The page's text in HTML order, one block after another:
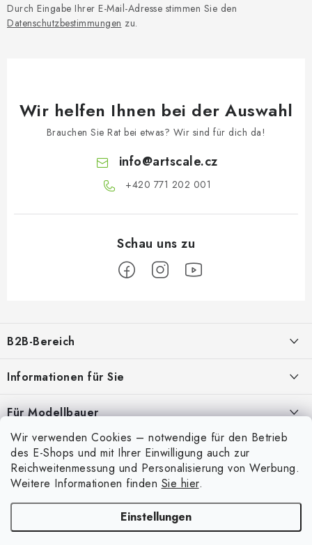
Wir verwenden Cookies – notwendige für den Betrieb
des E-Shops und mit Ihrer Einwilligung auch zur
Reichweitenmessung und Personalisierung von Werbung.
Weitere Informationen finden Sie hier.
Einstellungen
Durch Eingabe Ihrer E-Mail-Adresse stimmen Sie den
Datenschutzbestimmungen zu.
Wir helfen Ihnen bei der Auswahl
Brauchen Sie Rat bei etwas? Wir sind für dich da!
info@artscale.cz
+420 771 202 001​
ß
z
e
i
l
B2B-Bereich
Geschäftspartner, die Bereitstellung geeigneter Dienstleistungen und
ANMELDUNG
Informationen für Sie
Über uns
Meine Bestellung
Kontakte
Versand und Bezahlung
Bedingungen und Konditionen
Datenschutzbestimmungen
Für Modellbauer
Modellfarben-Umrechner
Art Scale Modellbau-Glossar
Mein Konto
Anmelden
Registrierung
Bestellhistorie
. Alle Rechte vorbehalten.